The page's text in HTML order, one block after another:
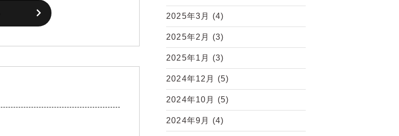
2025年3月 (4)
2025年2月 (3)
2025年1月 (3)
2024年12月 (5)
2024年10月 (5)
2024年9月 (4)